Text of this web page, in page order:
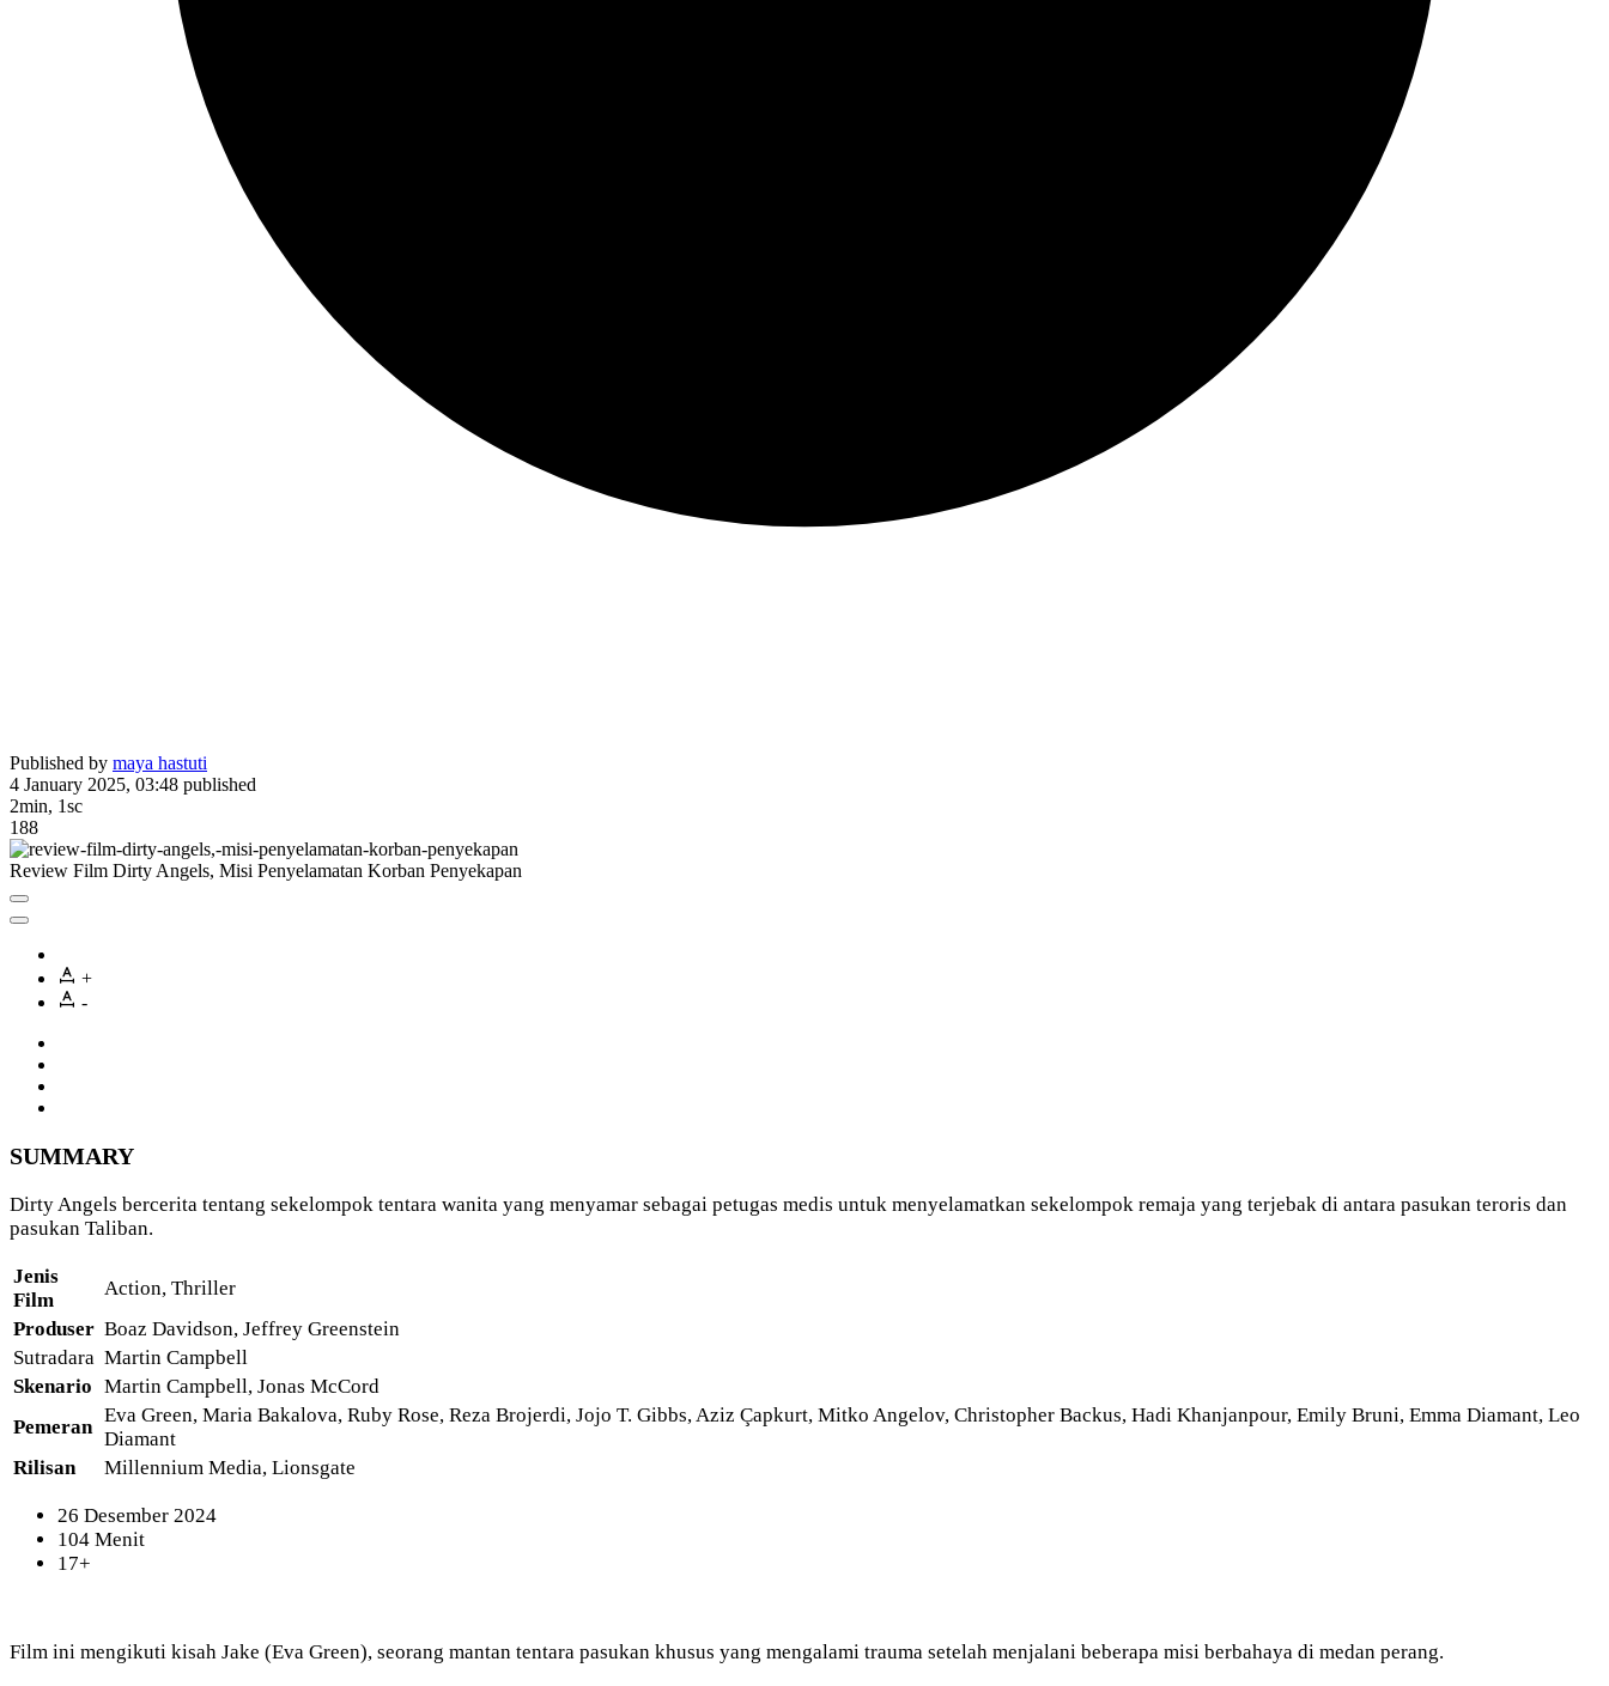
Published by maya hastuti
4 January 2025, 03:48 published
2min, 1sc
188
Review Film Dirty Angels, Misi Penyelamatan Korban Penyekapan
+
-
SUMMARY
Dirty Angels bercerita tentang sekelompok tentara wanita yang menyamar sebagai petugas medis untuk menyelamatkan sekelompok remaja yang terjebak di antara pasukan teroris dan
pasukan Taliban.
Jenis
Film
Action, Thriller
Produser Boaz Davidson, Jeffrey Greenstein
Sutradara Martin Campbell
Skenario Martin Campbell, Jonas McCord
Pemeran
Eva Green, Maria Bakalova, Ruby Rose, Reza Brojerdi, Jojo T. Gibbs, Aziz Çapkurt, Mitko Angelov, Christopher Backus, Hadi Khanjanpour, Emily Bruni, Emma Diamant, Leo
Diamant
Rilisan
Millennium Media, Lionsgate
26 Desember 2024
104 Menit
17+
Film ini mengikuti kisah Jake (Eva Green), seorang mantan tentara pasukan khusus yang mengalami trauma setelah menjalani beberapa misi berbahaya di medan perang.